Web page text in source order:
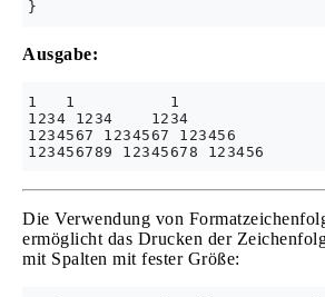
Ausgabe:
1   1          1
1234 1234    1234
1234567 1234567 123456
Die Verwendung von
ermöglicht das Drucken der
mit Spalten mit fester Größe: